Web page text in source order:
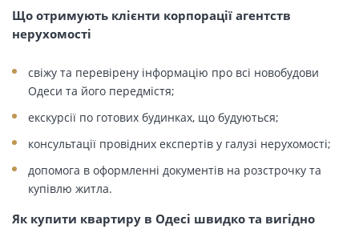
Що отримують клієнти корпорації агентств
нерухомості
свіжу та перевірену інформацію про всі новобудови
Одеси та його передмістя;
екскурсії по готових будинках, що будуються;
консультації провідних експертів у галузі нерухомості;
допомога в оформленні документів на розстрочку та
купівлю житла.
Як купити квартиру в Одесі швидко та вигідно